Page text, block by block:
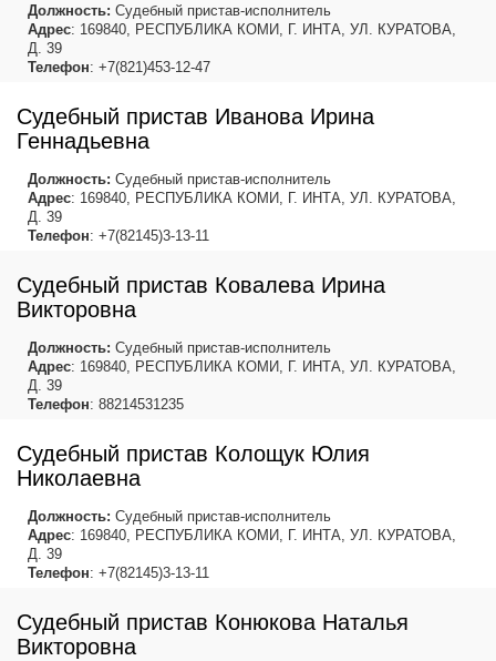
Должность: Судебный пристав-исполнитель
Адрес: 169840, РЕСПУБЛИКА КОМИ, Г. ИНТА, УЛ. КУРАТОВА,
Д. 39
Телефон: +7(821)453-12-47
Судебный пристав Иванова Ирина
Геннадьевна
Должность: Судебный пристав-исполнитель
Адрес: 169840, РЕСПУБЛИКА КОМИ, Г. ИНТА, УЛ. КУРАТОВА,
Д. 39
Телефон: +7(82145)3-13-11
Судебный пристав Ковалева Ирина
Викторовна
Должность: Судебный пристав-исполнитель
Адрес: 169840, РЕСПУБЛИКА КОМИ, Г. ИНТА, УЛ. КУРАТОВА,
Д. 39
Телефон: 88214531235
Судебный пристав Колощук Юлия
Николаевна
Должность: Судебный пристав-исполнитель
Адрес: 169840, РЕСПУБЛИКА КОМИ, Г. ИНТА, УЛ. КУРАТОВА,
Д. 39
Телефон: +7(82145)3-13-11
Судебный пристав Конюкова Наталья
Викторовна